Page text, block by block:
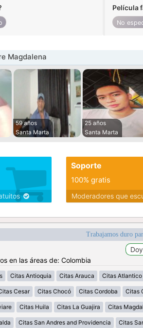
Película
No
Magdalena
59 años
Santa Marta
25 años
Santa Marta
Soporte
100% gratis
Moderadores que
Trabajamos duro
en las áreas de: Colombia
Citas Antioquia Citas Arauca Citas Atlantico
Cesar Citas Chocó Citas Cordoba Citas
Citas Huila Citas La Guajira Citas
Citas San Andres and Providencia Citas